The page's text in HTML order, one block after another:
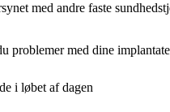
med andre faste
problemer med dine
i løbet af dagen